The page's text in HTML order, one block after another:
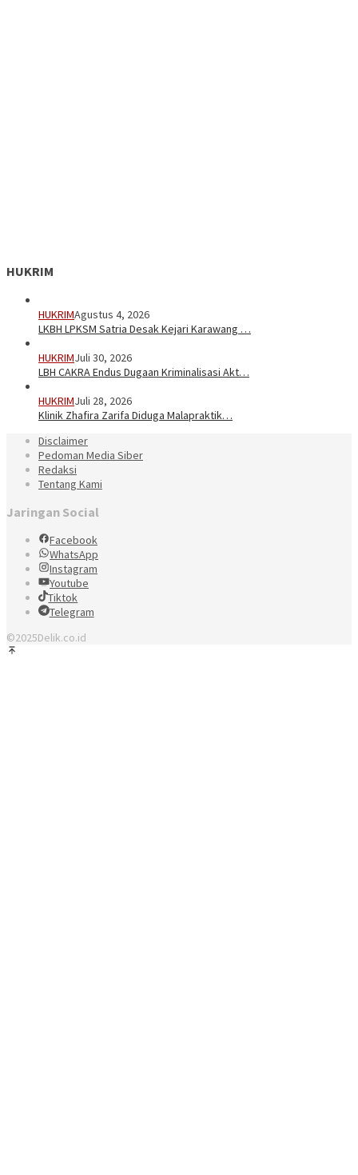
HUKRIM
HUKRIMAgustus 4, 2026
LKBH LPKSM Satria Desak Kejari Karawang …
HUKRIMJuli 30, 2026
LBH CAKRA Endus Dugaan Kriminalisasi Akt…
HUKRIMJuli 28, 2026
Klinik Zhafira Zarifa Diduga Malapraktik…
Disclaimer
Pedoman Media Siber
Redaksi
Tentang Kami
Jaringan Social
Facebook
WhatsApp
Instagram
Youtube
Tiktok
Telegram
©2025Delik.co.id